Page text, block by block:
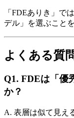
「FDE​ありき」で
デル」を​選ぶこと
よく​​ある​​質
Q1. FDEは​​「優
か？
A. 表層は​似て​見え